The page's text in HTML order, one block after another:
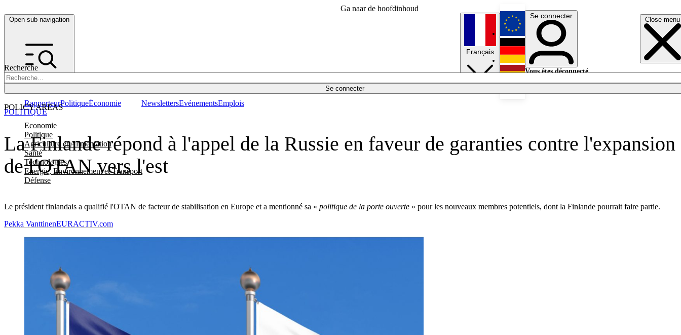
Ga naar de hoofdinhoud
Open sub navigation Close menu
Recherche
Se connecter
POLICY AREAS
Economie
Politique
Agriculture et Alimentation
Santé
Technologies
Energie, Environnement et Transport
Défense
RapporteurPolitiqueÉconomie NewslettersEvénementsEmplois
Français
English
Deutsch
Se connecter
Vous êtes déconnecté.
La Finlande répond à l'appel de la Russie en faveur de garanties contre l'expansion
de l'OTAN vers l'est
Le président finlandais a qualifié l'OTAN de facteur de stabilisation en Europe et a mentionné sa « politique de la porte ouverte » pour les nouveaux membres potentiels, dont la Finlande pourrait faire partie.
POLITIQUE
Pekka VanttinenEURACTIV.com